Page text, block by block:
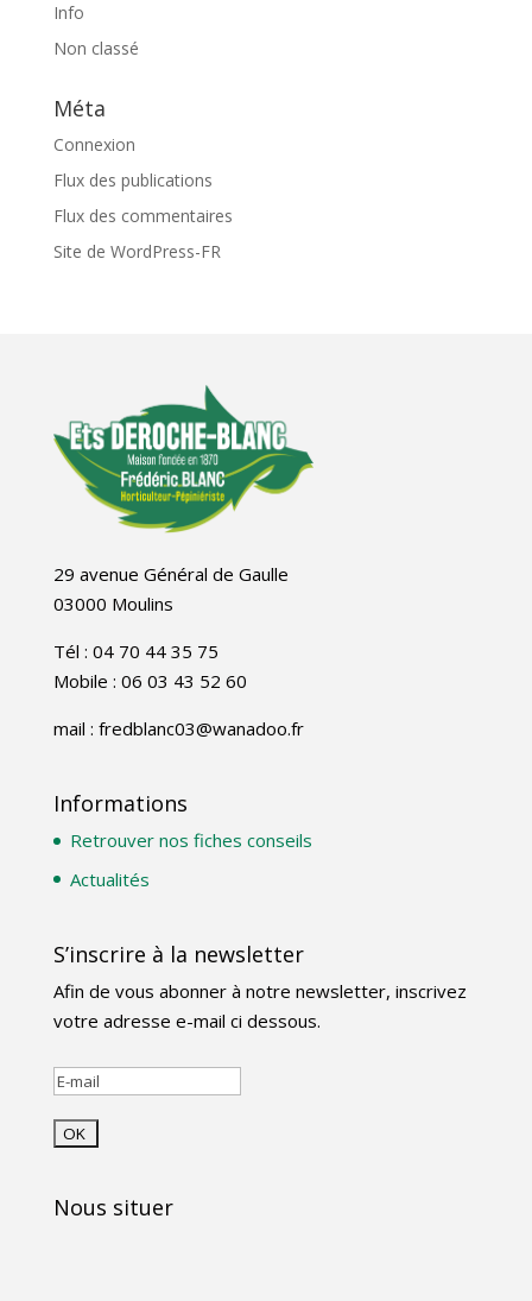
Info
Non classé
Méta
Connexion
Flux des publications
Flux des commentaires
Site de WordPress-FR
29 avenue Général de Gaulle
03000 Moulins
Tél : 04 70 44 35 75
Mobile : 06 03 43 52 60
mail : fredblanc03@wanadoo.fr
Informations
Retrouver nos fiches conseils
Actualités
S’inscrire à la newsletter
Afin de vous abonner à notre newsletter, inscrivez
votre adresse e-mail ci dessous.
Nous situer